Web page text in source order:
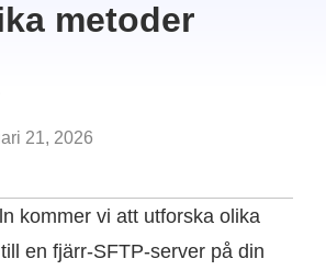
metoder
21, 2026
kommer vi att utforska olika
en fjärr-SFTP-server på din